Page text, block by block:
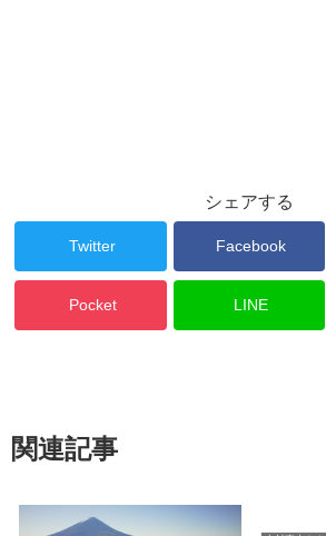
シェアする
Twitter Facebook
Pocket LINE
関連記事